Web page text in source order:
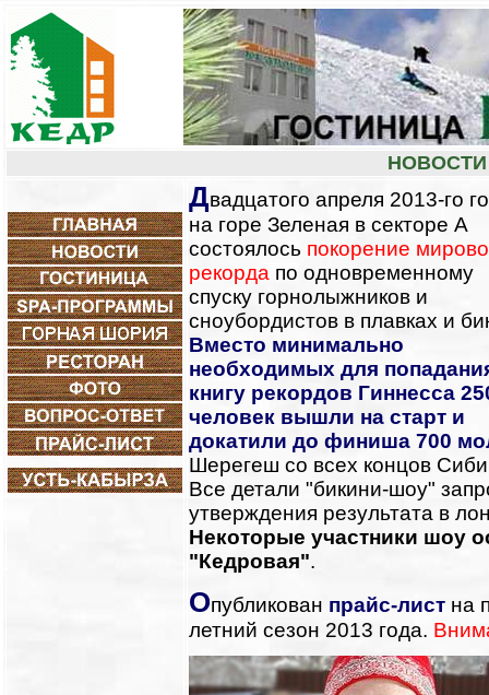
НОВОСТИ
Двадцатого апреля 2013-го
на горе Зеленая в секторе А
состоялось покорение
рекорда по одновременному
спуску горнолыжников и
сноубордистов в плавках и
Вместо минимально
необходимых для
книгу рекордов Гиннесса
человек вышли на старт и
докатили до финиша 700
Шерегеш со всех концов
Все детали "бикини-шоу"
утверждения результата в
Некоторые участники шоу
"Кедровая".
Опубликован прайс-лист на
летний сезон 2013 года.